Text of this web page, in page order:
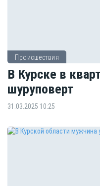
Происшествия
В Курске в
шуруповерт
31.03.2025 10:25